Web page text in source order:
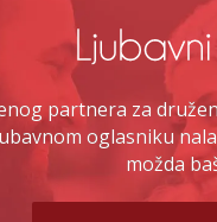
partnera za
oglasniku
možda